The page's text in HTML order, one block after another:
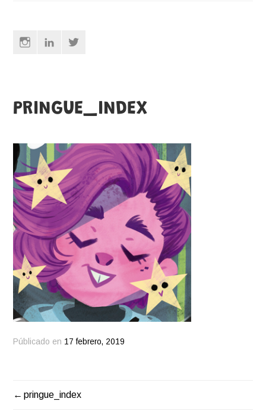
InstagramLinkedin
PRINGUE_INDEX
Públicado en 17 febrero, 2019
NAVEGACIÓN
pringue_index